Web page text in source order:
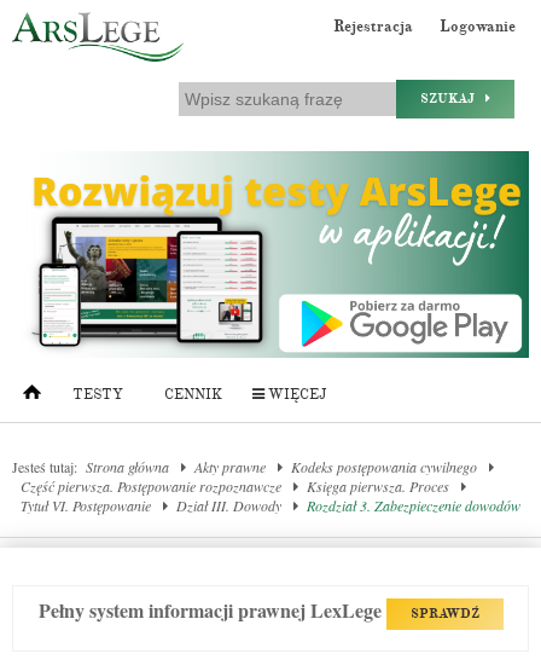
Rejestracja Logowanie
SZUKAJ
TESTY CENNIK WIĘCEJ
Jesteś tutaj: Strona główna Akty prawne
Kodeks postępowania cywilnego
Część pierwsza. Postępowanie rozpoznawcze
Księga pierwsza. Proces
Tytuł VI. Postępowanie
Dział III. Dowody Rozdział 3. Zabezpieczenie dowodów
Pełny system informacji prawnej LexLege SPRAWDŹ